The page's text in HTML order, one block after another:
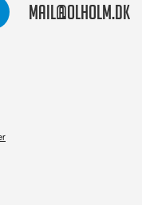
mail@olholm.dk